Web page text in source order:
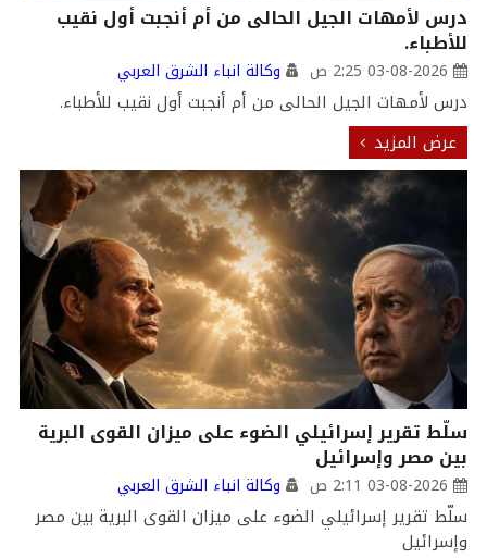
درس لأمهات الجيل الحالى من أم أنجبت أول نقيب
للأطباء.
03-08-2026 2:25 ص وكالة انباء الشرق العربي
درس لأمهات الجيل الحالى من أم أنجبت أول نقيب للأطباء.
عرض المزيد
سلّط تقرير إسرائيلي الضوء على ميزان القوى البرية
بين مصر وإسرائيل
03-08-2026 2:11 ص وكالة انباء الشرق العربي
سلّط تقرير إسرائيلي الضوء على ميزان القوى البرية بين مصر
وإسرائيل